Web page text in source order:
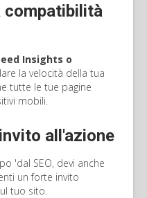
compatibilità
Insights o
la velocità della tua
tutte le tue pagine
mobili.
all'azione
'dal SEO, devi anche
un forte invito
tuo sito.